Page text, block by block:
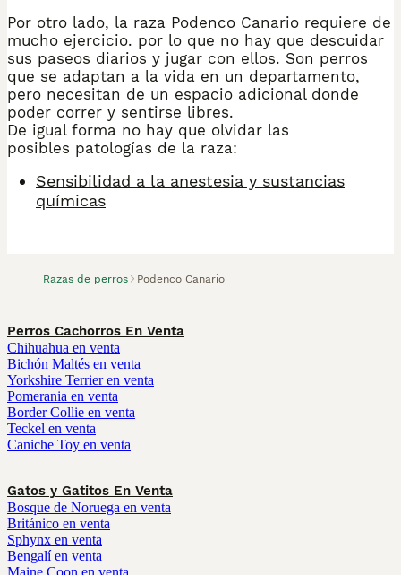
Razas de perros Podenco Canario
Por otro lado, la raza Podenco Canario requiere de
mucho ejercicio. por lo que no hay que descuidar
sus paseos diarios y jugar con ellos. Son perros
que se adaptan a la vida en un departamento,
pero necesitan de un espacio adicional donde
poder correr y sentirse libres.
De igual forma no hay que olvidar las
posibles patologías de la raza:
Sensibilidad a la anestesia y sustancias
químicas
Perros Cachorros En Venta
Chihuahua en venta
Bichón Maltés en venta
Yorkshire Terrier en venta
Pomerania en venta
Border Collie en venta
Teckel en venta
Caniche Toy en venta
Gatos y Gatitos En Venta
Bosque de Noruega en venta
Británico en venta
Sphynx en venta
Bengalí en venta